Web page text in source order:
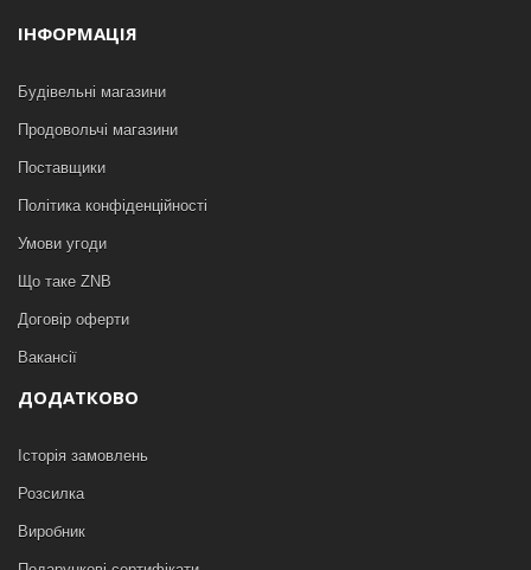
ІНФОРМАЦІЯ
Будівельні магазини
Продовольчі магазини
Поставщики
Політика конфіденційності
Умови угоди
Що таке ZNB
Договір оферти
Вакансії
ДОДАТКОВО
Історія замовлень
Розсилка
Виробник